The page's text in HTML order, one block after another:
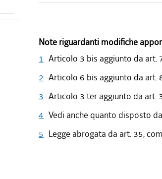
Note riguardanti modifiche
1 Articolo 3 bis aggiunto da art.
2 Articolo 6 bis aggiunto da art.
3 Articolo 3 ter aggiunto da art.
4 Vedi anche quanto disposto
5 Legge abrogata da art. 35,